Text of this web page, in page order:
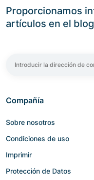
Proporcionamos
artículos en el
Compañía
Sobre nosotros
Condiciones de uso
Imprimir
Protección de Datos